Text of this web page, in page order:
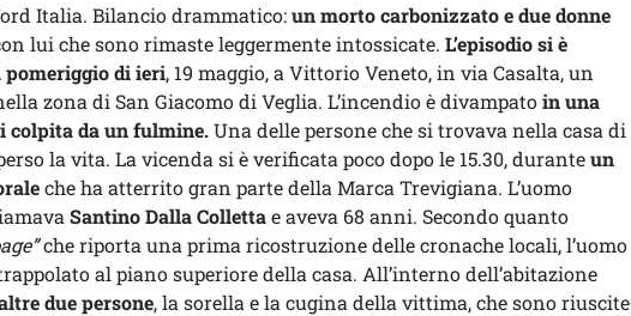
Italia. Bilancio drammatico:un morto carbonizzato e due donne
lui che sono rimaste leggermente intossicate. L’episodio si è
pomeriggio di ieri, 19 maggio, a Vittorio Veneto, in via Casalta, un
zona di San Giacomo di Veglia. L’incendio è divampatoin una
colpita da un fulmine.Una delle persone che si trovava nella casa di
la vita. La vicenda si è verificata poco dopo le 15.30, duranteun
che ha atterrito gran parte della Marca Trevigiana. L’uomo
Santino Dalla Collettae aveva 68 anni. Secondo quanto
che riporta una prima ricostruzione delle cronache locali, l’uomo
al piano superiore della casa. All’interno dell’abitazione
due persone, la sorella e la cugina della vittima, che sono riuscite